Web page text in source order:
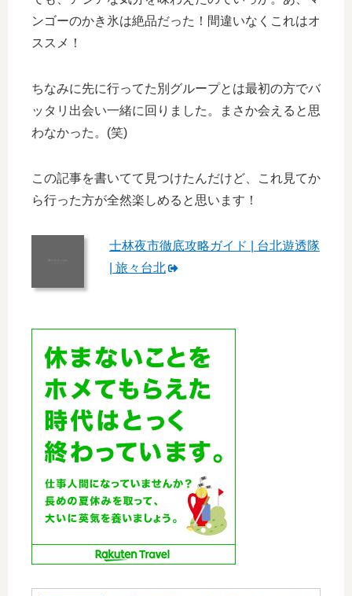
ンゴーのかき氷は絶品だった！間違いなくこれはオ
ススメ！
ちなみに先に行ってた別グループとは最初の方でバ
ッタリ出会い一緒に回りました。まさか会えると思
わなかった。(笑)
この記事を書いてて見つけたんだけど、これ見てか
ら行った方が全然楽しめると思います！
士林夜市徹底攻略ガイド | 台北遊透隊
| 旅々台北